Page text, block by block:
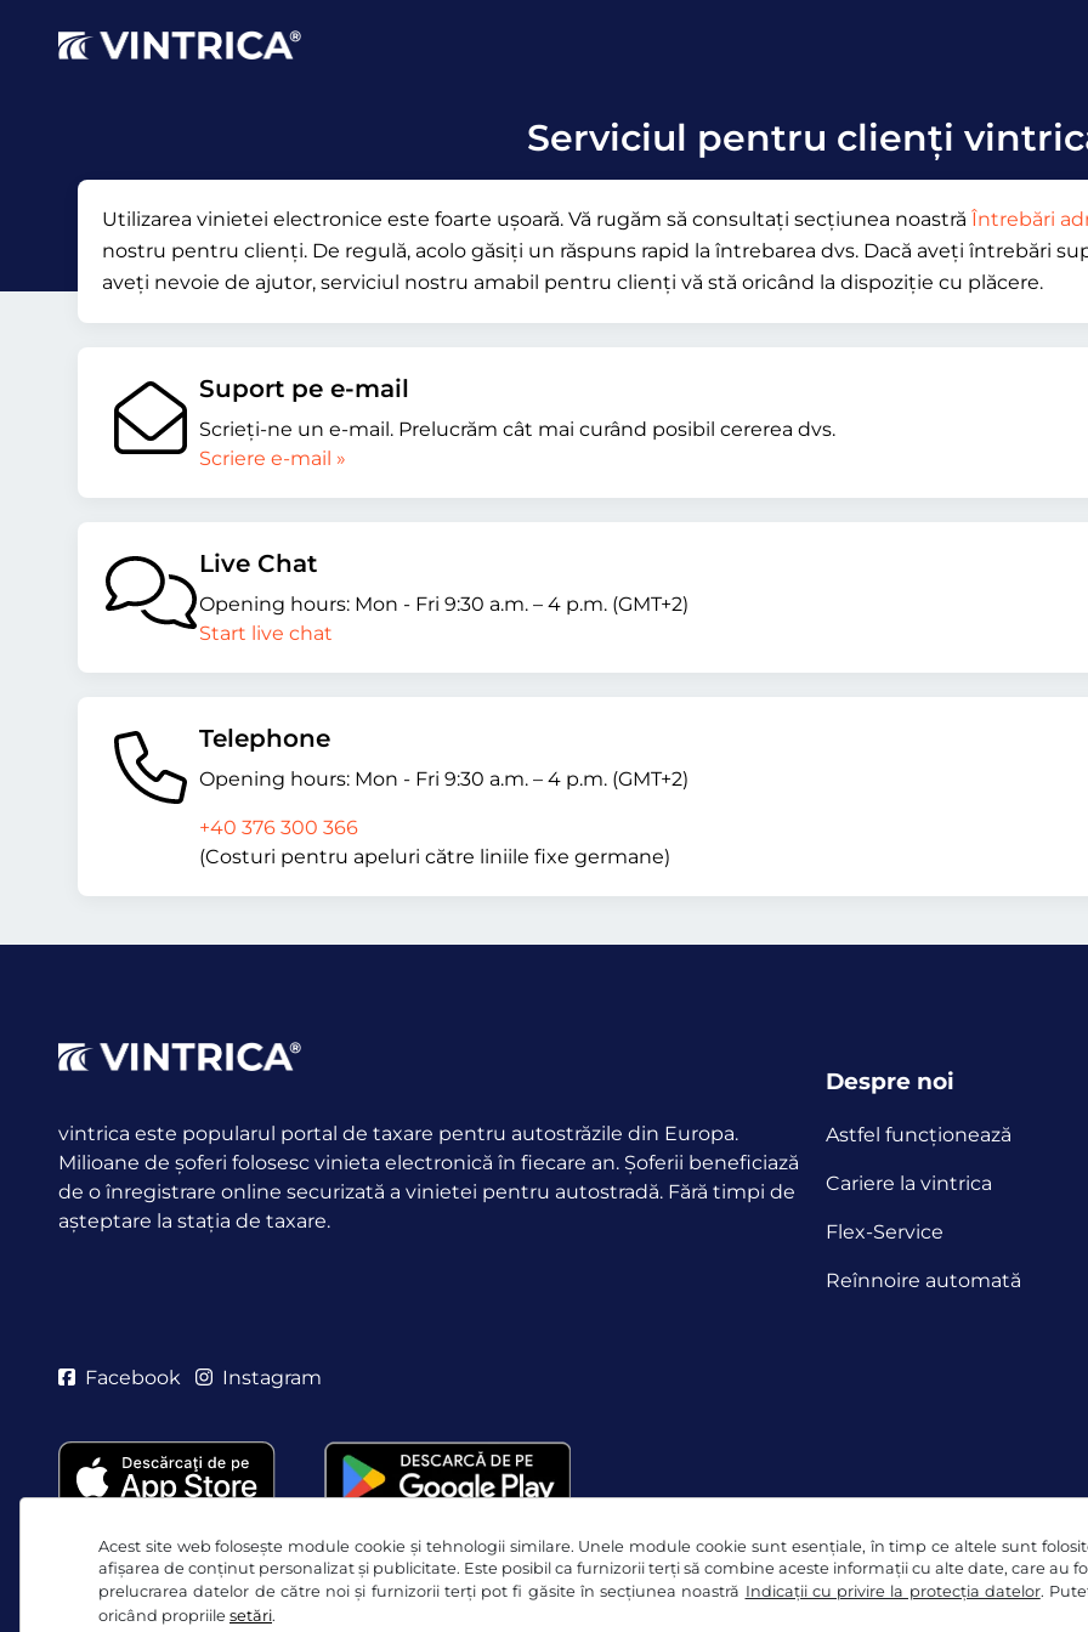
Acest site web folosește module cookie și tehnologii similare. Unele module cookie sunt esențiale, în timp ce altele sunt
afișarea de conținut personalizat și publicitate. Este posibil ca furnizorii terți să combine aceste informații cu alte date, care au
prelucrarea datelor de către noi și furnizorii terți pot fi găsite în secțiunea noastră Indicații cu privire la protecția datelor.
oricând propriile setări.
Serviciul pentru clienți
Utilizarea vinietei electronice este foarte ușoară. Vă rugăm să consultați secțiunea noastră Întrebări
nostru pentru clienți. De regulă, acolo găsiți un răspuns rapid la întrebarea dvs. Dacă aveți întrebări
aveți nevoie de ajutor, serviciul nostru amabil pentru clienți vă stă oricând la dispoziție cu plăcere.
Suport pe e-mail
Scrieţi-ne un e-mail. Prelucrăm cât mai curând posibil cererea dvs.
Scriere e-mail »
Live Chat
Opening hours: Mon - Fri 9:30 a.m. – 4 p.m. (GMT+2)
Start live chat
Telephone
Opening hours: Mon - Fri 9:30 a.m. – 4 p.m. (GMT+2)
+40 376 300 366
(Costuri pentru apeluri către liniile fixe germane)
vintrica este popularul portal de taxare pentru autostrăzile din Europa.
Milioane de șoferi folosesc vinieta electronică în fiecare an. Șoferii beneficiază
de o înregistrare online securizată a vinietei pentru autostradă. Fără timpi de
așteptare la stația de taxare.
Despre noi
Astfel funcţionează
Cariere la vintrica
Flex-Service
Reînnoire automată
Facebook Instagram